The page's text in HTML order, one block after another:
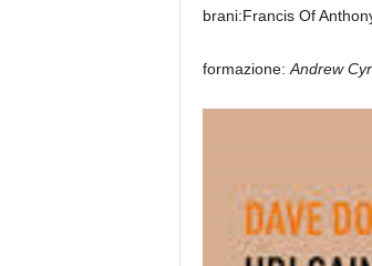
brani:Francis Of
formazione: Andrew